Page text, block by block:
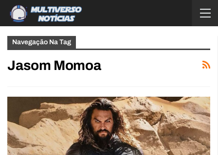
Navegação Na Tag
Jasom Momoa